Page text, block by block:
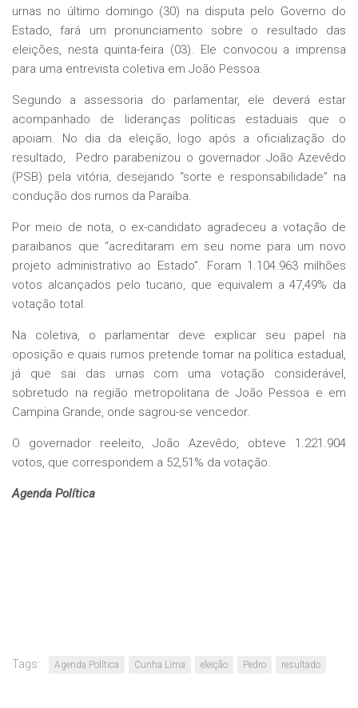
urnas no último domingo (30) na disputa pelo Governo do
Estado, fará um pronunciamento sobre o resultado das
eleições, nesta quinta-feira (03). Ele convocou a imprensa
para uma entrevista coletiva em João Pessoa.
Segundo a assessoria do parlamentar, ele deverá estar
acompanhado de lideranças políticas estaduais que o
apoiam. No dia da eleição, logo após a oficialização do
resultado, Pedro parabenizou o governador João Azevêdo
(PSB) pela vitória, desejando “sorte e responsabilidade” na
condução dos rumos da Paraíba.
Por meio de nota, o ex-candidato agradeceu a votação de
paraibanos que “acreditaram em seu nome para um novo
projeto administrativo ao Estado”. Foram 1.104.963 milhões
votos alcançados pelo tucano, que equivalem a 47,49% da
votação total.
Na coletiva, o parlamentar deve explicar seu papel na
oposição e quais rumos pretende tomar na política estadual,
já que sai das urnas com uma votação considerável,
sobretudo na região metropolitana de João Pessoa e em
Campina Grande, onde sagrou-se vencedor.
O governador reeleito, João Azevêdo, obteve 1.221.904
votos, que correspondem a 52,51% da votação.
Agenda Política
Tags: Agenda Política Cunha Lima eleição Pedro resultado